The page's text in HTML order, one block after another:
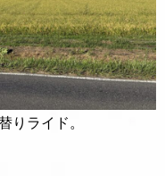
りライド。